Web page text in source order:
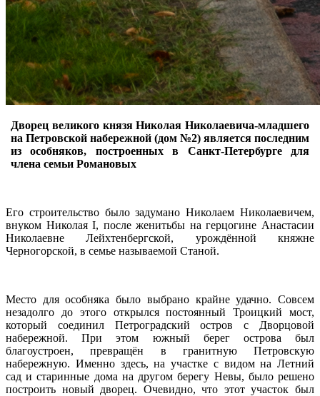
Дворец великого князя Николая Николаевича-младшего
на Петровской набережной (дом №2) является последним
из особняков, построенных в Санкт-Петербурге для
члена семьи Романовых
Его строительство было задумано Николаем Николаевичем,
внуком Николая I, после женитьбы на герцогине Анастасии
Николаевне Лейхтенбергской, урождённой княжне
Черногорской, в семье называемой Станой.
Место для особняка было выбрано крайне удачно. Совсем
незадолго до этого открылся постоянный Троицкий мост,
который соединил Петроградский остров с Дворцовой
набережной. При этом южный берег острова был
благоустроен, превращён в гранитную Петровскую
набережную. Именно здесь, на участке с видом на Летний
сад и старинные дома на другом берегу Невы, было решено
построить новый дворец. Очевидно, что этот участок был